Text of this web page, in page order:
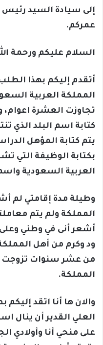
إلى سيادة السيد رئيس
عمركم.
السلام عليكم ورحمة
أتقدم إليكم بهذا
المملكة العربية
تجاوزت العشرة اعوام،
كتابة اسم البلد الذي
يتم كتابة المؤهل
بكتابة الوظيفة التي
العربية السعودية
وطيلة مدة إقامتي لم
المملكة ولم يتم
أشعر أنى في وطني
ود وكرم من أهل
من عشر سنوات
المملكة.
والان ها أنا اتقد إليكم
العلي القدير أن ينال
على منحي أنا وأولادي